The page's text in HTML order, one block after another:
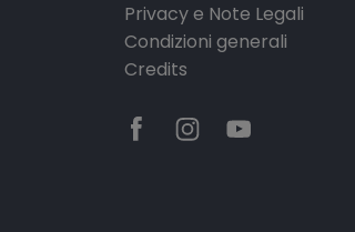
Privacy e Note Legali
Condizioni generali
Credits